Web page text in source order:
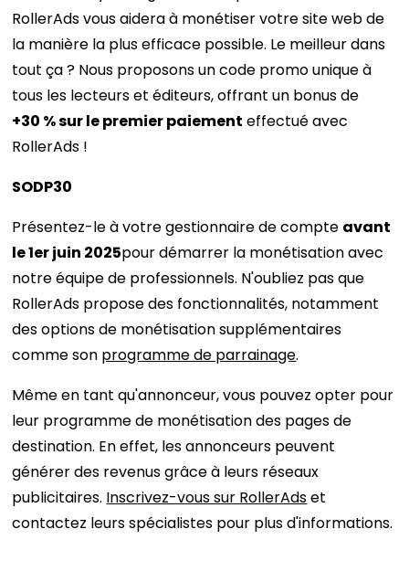
RollerAds vous aidera à monétiser votre site web de
la manière la plus efficace possible. Le meilleur dans
tout ça ? Nous proposons un code promo unique à
tous les lecteurs et éditeurs, offrant un bonus de
+30 % sur le premier paiement effectué avec
RollerAds !
SODP30
Présentez-le à votre gestionnaire de compte avant
le 1er juin 2025pour démarrer la monétisation avec
notre équipe de professionnels. N'oubliez pas que
RollerAds propose des fonctionnalités, notamment
des options de monétisation supplémentaires
comme son programme de parrainage.
Même en tant qu'annonceur, vous pouvez opter pour
leur programme de monétisation des pages de
destination. En effet, les annonceurs peuvent
générer des revenus grâce à leurs réseaux
publicitaires. Inscrivez-vous sur RollerAdset
contactez leurs spécialistes pour plus d'informations.